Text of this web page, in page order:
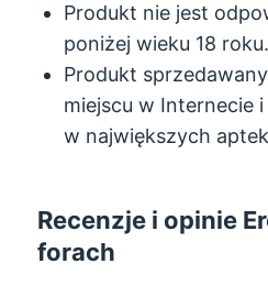
Produkt nie jest
poniżej wieku 18 roku.
Produkt
miejscu w Internecie
w największych
Recenzje i opinie
forach